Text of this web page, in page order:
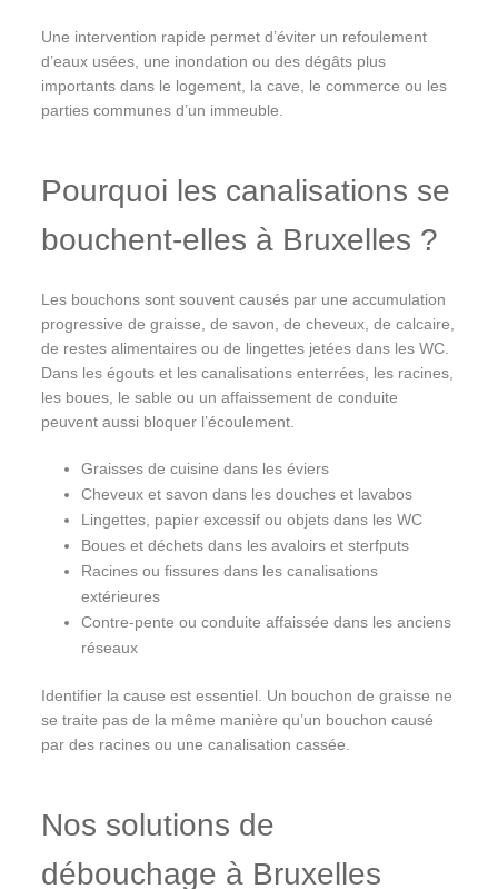
Une intervention rapide permet d’éviter un refoulement
d’eaux usées, une inondation ou des dégâts plus
importants dans le logement, la cave, le commerce ou les
parties communes d’un immeuble.
Pourquoi les canalisations se
bouchent-elles à Bruxelles ?
Les bouchons sont souvent causés par une accumulation
progressive de graisse, de savon, de cheveux, de calcaire,
de restes alimentaires ou de lingettes jetées dans les WC.
Dans les égouts et les canalisations enterrées, les racines,
les boues, le sable ou un affaissement de conduite
peuvent aussi bloquer l’écoulement.
Graisses de cuisine dans les éviers
Cheveux et savon dans les douches et lavabos
Lingettes, papier excessif ou objets dans les WC
Boues et déchets dans les avaloirs et sterfputs
Racines ou fissures dans les canalisations
extérieures
Contre-pente ou conduite affaissée dans les anciens
réseaux
Identifier la cause est essentiel. Un bouchon de graisse ne
se traite pas de la même manière qu’un bouchon causé
par des racines ou une canalisation cassée.
Nos solutions de
débouchage à Bruxelles